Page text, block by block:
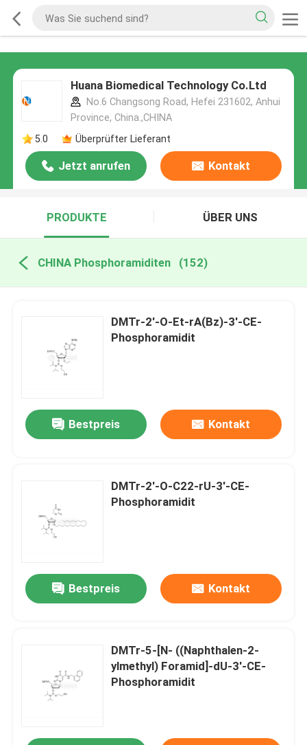
Huana Biomedical Technology Co.Ltd
No.6 Changsong Road, Hefei 231602, Anhui
Province, China.,CHINA
5.0
Überprüfter Lieferant
Jetzt anrufen Kontakt
PRODUKTE ÜBER UNS
CHINA Phosphoramiditen (152)
DMTr-2'-O-Et-rA(Bz)-3'-CE-
Phosphoramidit
Bestpreis Kontakt
DMTr-2'-O-C22-rU-3'-CE-
Phosphoramidit
Bestpreis Kontakt
DMTr-5-[N- ((Naphthalen-2-
ylmethyl) Foramid]-dU-3'-CE-
Phosphoramidit